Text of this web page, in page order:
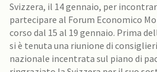
Svizzera, il 14 gennaio, per
partecipare al Forum Economico
corso dal 15 al 19 gennaio. Prima
si è tenuta una riunione di
nazionale incentrata sul piano di pace